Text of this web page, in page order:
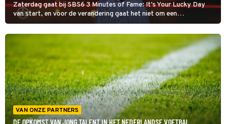
Zaterdag gaat bij SBS6 3 Minutes of Fame: It's Your Lucky Day
van start, en voor de verandering gaat het niet om een
talentenjacht. Coaches Roxeanne Hazes en Mart Hoogkamer
vertellen bij Shownieuws dat de onontdekte talenten de kans
krijgen om een droomoptreden te geven. Alles kan, maar lukt het
de kandidaten om de zenuwen onder controle te houden?
VAN ONZE PARTNERS
DE OPKOMST VAN JONG TALENT IN HET NEDERLANDSE VOETBAL